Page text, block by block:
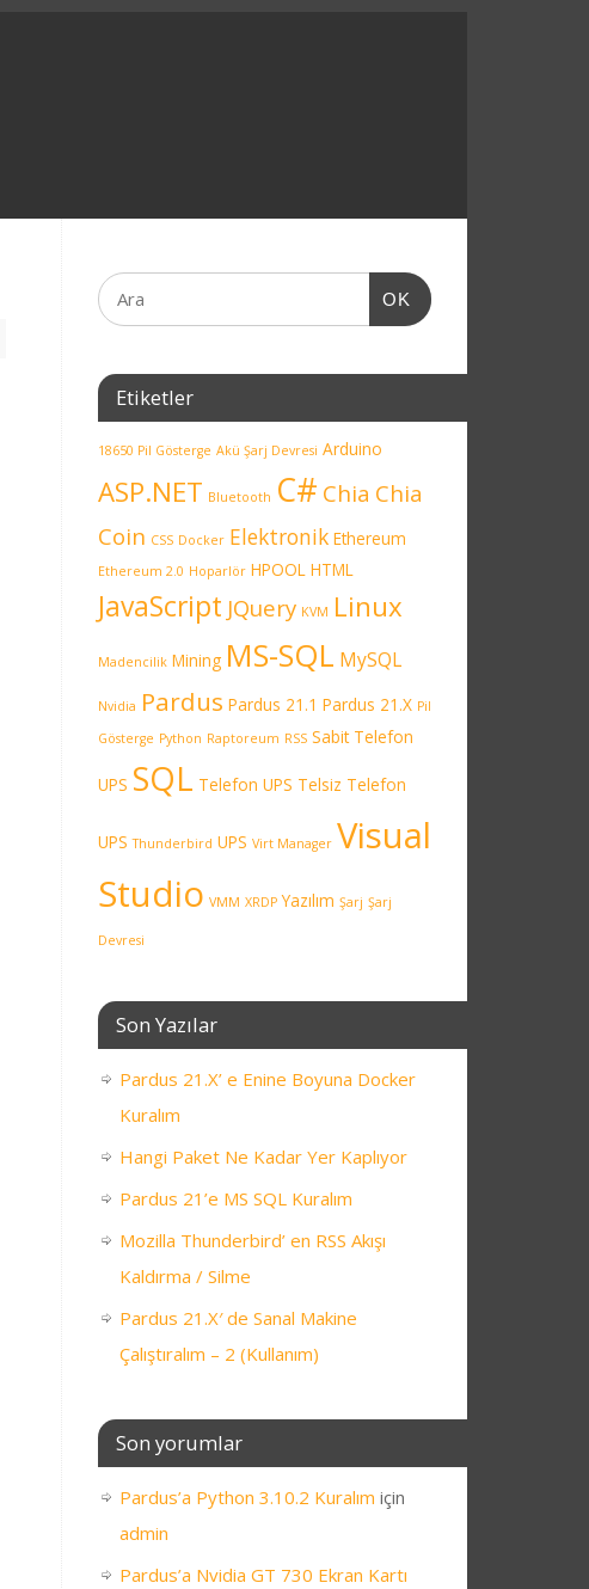
OK
Etiketler
18650 Pil Gösterge Akü Şarj Devresi Arduino
ASP.NET Bluetooth C# Chia Chia
Coin CSS Docker Elektronik Ethereum
Ethereum 2.0 Hoparlör HPOOL HTML
JavaScript JQuery KVM Linux
Madencilik Mining MS-SQL MySQL
Nvidia Pardus Pardus 21.1 Pardus 21.X Pil
Gösterge Python Raptoreum RSS Sabit Telefon
UPS SQL Telefon UPS Telsiz Telefon
UPS Thunderbird UPS Virt Manager Visual
Studio VMM XRDP Yazılım Şarj Şarj
Devresi
Son Yazılar
Pardus 21.X’ e Enine Boyuna Docker
Kuralım
Hangi Paket Ne Kadar Yer Kaplıyor
Pardus 21’e MS SQL Kuralım
Mozilla Thunderbird’ en RSS Akışı
Kaldırma / Silme
Pardus 21.X′ de Sanal Makine
Çalıştıralım – 2 (Kullanım)
Son yorumlar
Pardus’a Python 3.10.2 Kuralım için
admin
Pardus’a Nvidia GT 730 Ekran Kartı